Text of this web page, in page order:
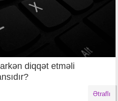
diqqət etməli
Ətraflı